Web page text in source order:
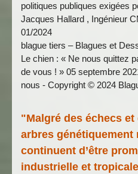
politiques publiques exigées
Jacques Hallard , Ingénieur
01/2024
blague tiers – Blagues et
Le chien : « Ne nous quittez
de vous ! » 05 septembre
nous - Copyright © 2024
"Malgré des échecs
arbres génétiquement
continuent d’être
industrielle et